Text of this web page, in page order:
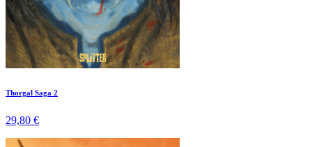
Thorgal Saga 2
29,80 €